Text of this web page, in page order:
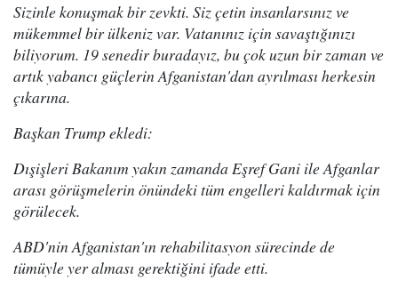
Sizinle konuşmak bir zevkti. Siz çetin insanlarsınız ve
mükemmel bir ülkeniz var. Vatanınız için savaştığınızı
biliyorum. 19 senedir buradayız, bu çok uzun bir zaman ve
artık yabancı güçlerin Afganistan'dan ayrılması herkesin
çıkarına.
Başkan Trump ekledi:
Dışişleri Bakanım yakın zamanda Eşref Gani ile Afganlar
arası görüşmelerin önündeki tüm engelleri kaldırmak için
görülecek.
ABD'nin Afganistan'ın rehabilitasyon sürecinde de
tümüyle yer alması gerektiğini ifade etti.